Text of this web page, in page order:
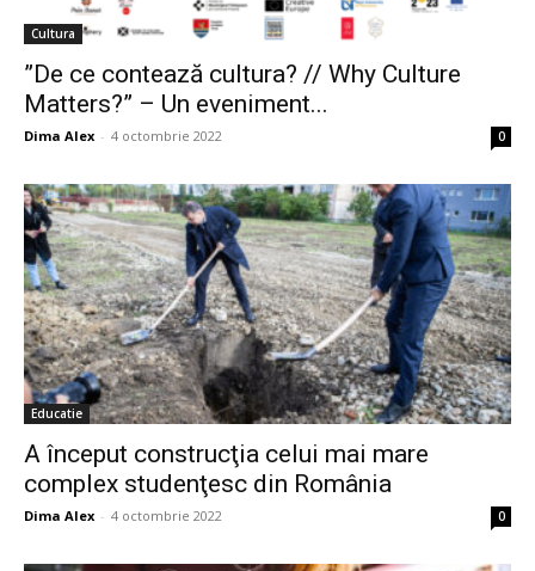
Cultura
”De ce contează cultura? // Why Culture
Matters?” – Un eveniment...
Dima Alex - 4 octombrie 2022 0
Educatie
A început construcţia celui mai mare
complex studenţesc din România
Dima Alex - 4 octombrie 2022 0